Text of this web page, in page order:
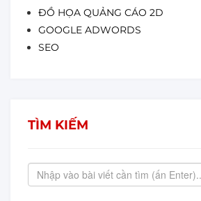
ĐỒ HỌA QUẢNG CÁO 2D
GOOGLE ADWORDS
SEO
TÌM KIẾM